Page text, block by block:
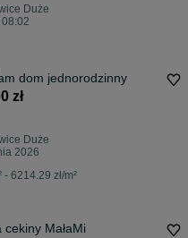
Duże
dom jednorodzinny
zł
Duże
2026
- 6214.29 zł/m²
cekiny MałaMi